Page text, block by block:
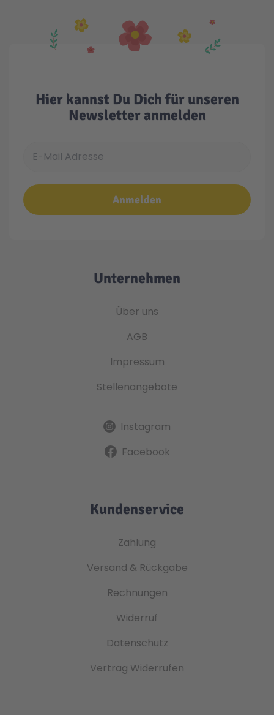
Hier kannst Du Dich für unseren
Newsletter anmelden
Anmelden
Unternehmen
Über uns
AGB
Impressum
Stellenangebote
Instagram
Facebook
Kundenservice
Zahlung
Versand & Rückgabe
Rechnungen
Widerruf
Datenschutz
Vertrag Widerrufen